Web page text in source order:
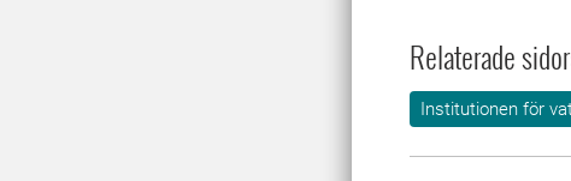
Relaterade
Institutionen för